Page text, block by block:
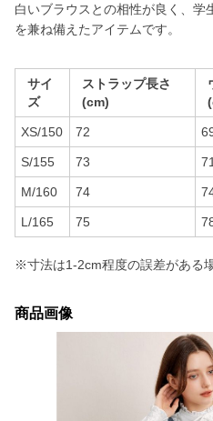
白いブラウスとの相性が良く、学
を兼ね備えたアイテムです。
サイ
ズ
ストラップ長さ
(cm)
XS/150 72
S/155 73 71
M/160 74
L/165 75
※寸法は1-2cm程度の誤差がある
商品画像